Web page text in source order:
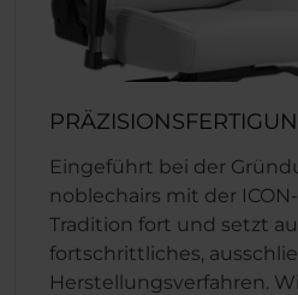
Eingeführt bei der
noblechairs mit der
Tradition fort und setzt
fortschrittliches,
Herstellungsverfahren.